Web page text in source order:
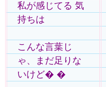
私が感じてる 気
持ちは
こんな言葉じ
ゃ、まだ足りな
いけど� �